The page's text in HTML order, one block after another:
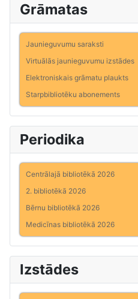
Grāmatas
Jaunieguvumu saraksti
Virtuālās jaunieguvumu izstādes
Elektroniskais grāmatu plaukts
Starpbibliotēku abonements
Periodika
Centrālajā bibliotēkā 2026
2. bibliotēkā 2026
Bērnu bibliotēkā 2026
Medicīnas bibliotēkā 2026
Izstādes